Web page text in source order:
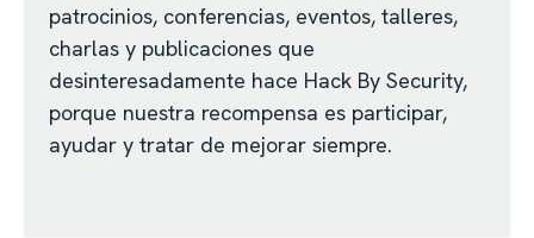
patrocinios, conferencias, eventos, talleres,
charlas y publicaciones que
desinteresadamente hace Hack By Security,
porque nuestra recompensa es participar,
ayudar y tratar de mejorar siempre.